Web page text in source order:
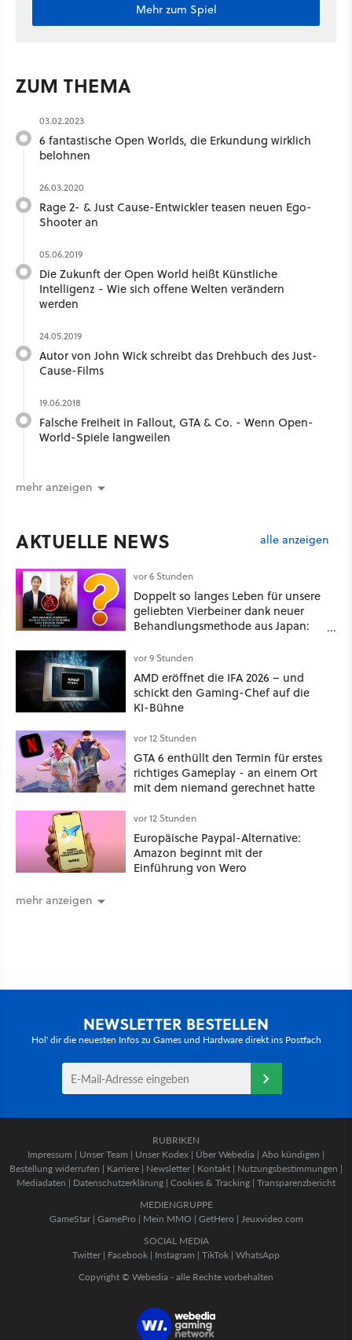
Mehr zum Spiel
ZUM THEMA
03.02.2023
6 fantastische Open Worlds, die Erkundung wirklich
belohnen
26.03.2020
Rage 2- & Just Cause-Entwickler teasen neuen Ego-
Shooter an
05.06.2019
Die Zukunft der Open World heißt Künstliche
Intelligenz - Wie sich offene Welten verändern
werden
24.05.2019
Autor von John Wick schreibt das Drehbuch des Just-
Cause-Films
19.06.2018
Falsche Freiheit in Fallout, GTA & Co. - Wenn Open-
World-Spiele langweilen
mehr anzeigen
AKTUELLE NEWS alle anzeigen
vor 6 Stunden
Doppelt so langes Leben für unsere
geliebten Vierbeiner dank neuer
Behandlungsmethode aus Japan:
Kommentare zeigt, dass es nicht so
einfach ist
vor 9 Stunden
AMD eröffnet die IFA 2026 – und
schickt den Gaming-Chef auf die
KI-Bühne
vor 12 Stunden
GTA 6 enthüllt den Termin für erstes
richtiges Gameplay - an einem Ort
mit dem niemand gerechnet hatte
vor 12 Stunden
Europäische Paypal-Alternative:
Amazon beginnt mit der
Einführung von Wero
mehr anzeigen
NEWSLETTER BESTELLEN
Hol' dir die neuesten Infos zu Games und Hardware direkt ins Postfach
RUBRIKEN
Impressum | Unser Team | Unser Kodex | Über Webedia | Abo kündigen |
Bestellung widerrufen | Karriere | Newsletter | Kontakt | Nutzungsbestimmungen |
Mediadaten | Datenschutzerklärung | Cookies & Tracking | Transparenzbericht
MEDIENGRUPPE
GameStar| GamePro | Mein MMO | GetHero | Jeuxvideo.com
SOCIAL MEDIA
Twitter | Facebook | Instagram | TikTok | WhatsApp
Copyright © Webedia - alle Rechte vorbehalten